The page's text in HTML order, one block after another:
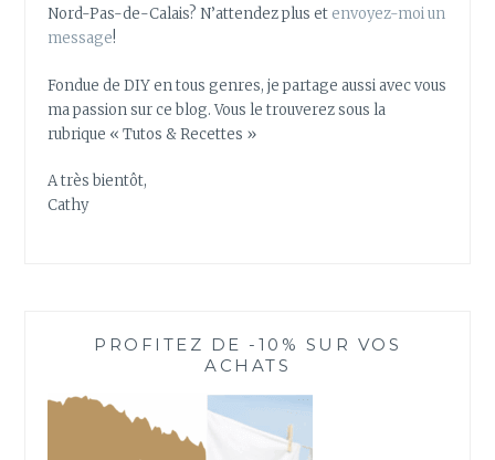
Nord-Pas-de-Calais? N’attendez plus et envoyez-moi un
message!
Fondue de DIY en tous genres, je partage aussi avec vous
ma passion sur ce blog. Vous le trouverez sous la
rubrique « Tutos & Recettes »
A très bientôt,
Cathy
PROFITEZ DE -10% SUR VOS
ACHATS